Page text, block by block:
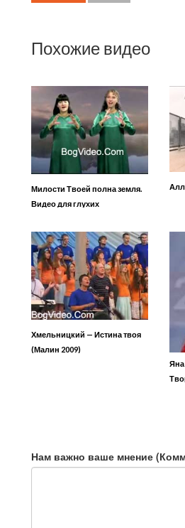
Похожие видео
Милости Твоей полна земля.
Видео для глухих
Хмельницкий — Истина твоя
(Малин 2009)
Яна
Нам важно ваше мнение